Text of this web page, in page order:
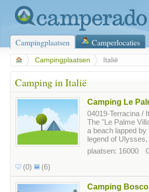
Campingplaatsen Camperlocaties
Campingplaatsen Italië
Camping in Italië
Camping Le
04019-Terracina /
The "Le Palme
a beach lapped
legend of Ulysses,
plaatsen: 16000
(0) (6)
Camping